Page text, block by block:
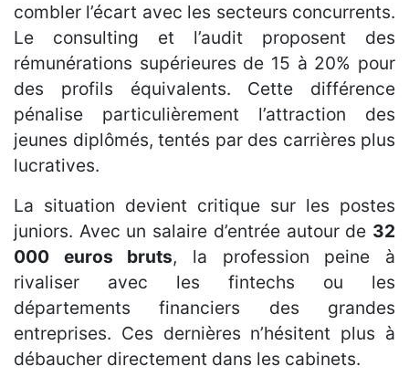
combler l’écart avec les secteurs concurrents.
Le consulting et l’audit proposent des
rémunérations supérieures de 15 à 20% pour
des profils équivalents. Cette différence
pénalise particulièrement l’attraction des
jeunes diplômés, tentés par des carrières plus
lucratives.
La situation devient critique sur les postes
juniors. Avec un salaire d’entrée autour de 32
000 euros bruts, la profession peine à
rivaliser avec les fintechs ou les
départements financiers des grandes
entreprises. Ces dernières n’hésitent plus à
débaucher directement dans les cabinets.